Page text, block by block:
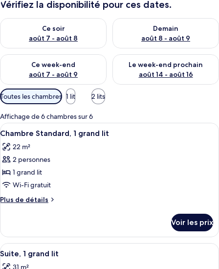
Vérifiez la disponibilité pour ces dates.
Ce soir
août 7 - août 8
Vérifier la disponibilité pour ce soir août 7 - août 8
Demain
août 8 - août 9
Vérifier la disponibilité pour
Ce week-end
août 7 - août 9
Vérifier la disponibilité pour ce week-end août 7 - août 9
Le week-end prochain
août 14 - août 16
Vérifier la disponibilité pour
Filtres
disponibles
pour
les
chambres
Toutes les chambres 1 lit 2 lits
Affichage de 6 chambres sur 6
Afficher
toutes
les
photos
pour
ce
type
de
Chambre
Standard,
1
grand
Une chambre d’hôtel équipée d’un
4
Chambre Standard, 1 grand lit
22 m²
2 personnes
1 grand lit
Wi-Fi gratuit
Plus de détails
Plus
le
type
de
Voir les prix
Afficher
toutes
Un hall d’hôtel avec un comptoir
4
Suite, 1 grand lit
31 m²